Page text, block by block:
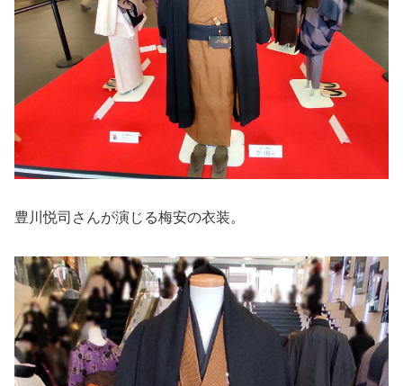
豊川悦司さんが演じる梅安の衣装。